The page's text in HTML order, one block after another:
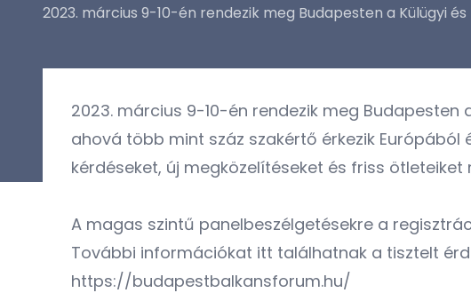
2023. március 9-10-én rendezik meg Budapesten a Külügyi
2023. március 9-10-én rendezik meg
ahová több mint száz szakértő érkezik
kérdéseket, új megközelítéseket és friss ötleteiket
A magas szintű panelbeszélgetésekre a
További információkat itt találhatnak a tisztelt
https://budapestbalkansforum.hu/